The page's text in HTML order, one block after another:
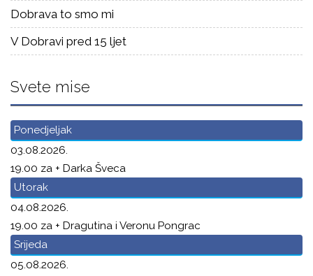
Dobrava to smo mi
V Dobravi pred 15 ljet
Svete mise
Ponedjeljak
03.08.2026.
19.00 za + Darka Šveca
Utorak
04.08.2026.
19.00 za + Dragutina i Veronu Pongrac
Srijeda
05.08.2026.